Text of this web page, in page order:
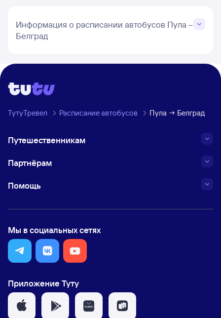
Информация о расписании автобусов Пула –
Белград
ТутуТревел Расписание автобусов Пула → Белград
Путешественникам
Партнёрам
Помощь
Мы в социальных сетях
Приложение Туту